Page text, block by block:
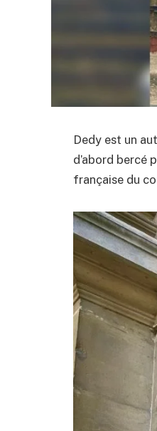
Dedy est un
d’abord bercé
française du